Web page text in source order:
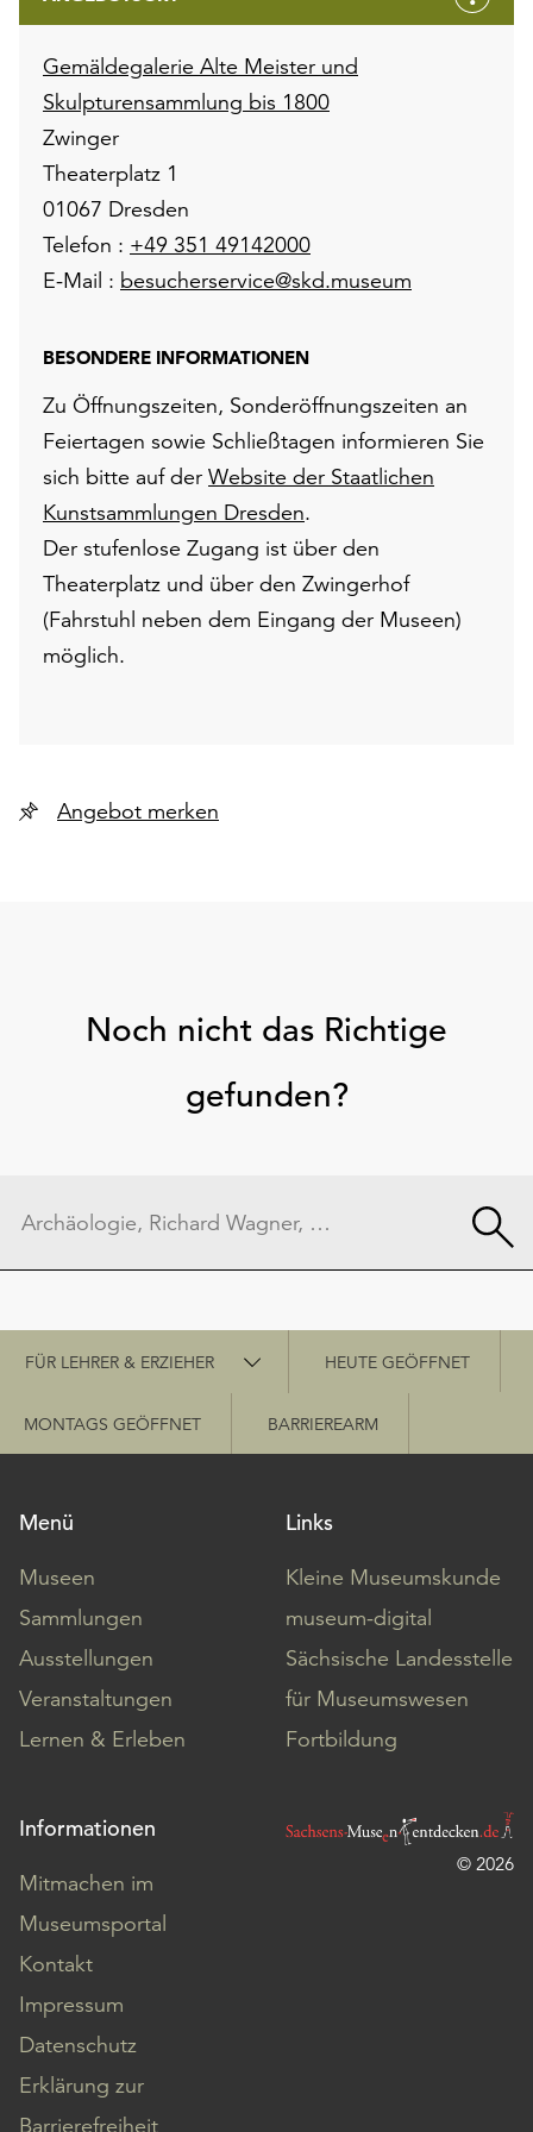
Gemäldegalerie Alte Meister und
Skulpturensammlung bis 1800
Zwinger
Theaterplatz 1
01067 Dresden
Telefon : +49 351 49142000
E-Mail : besucherservice@skd.museum
BESONDERE INFORMATIONEN
Zu Öffnungszeiten, Sonderöffnungszeiten an
Feiertagen sowie Schließtagen informieren Sie
sich bitte auf der Website der Staatlichen
Kunstsammlungen Dresden.
Der stufenlose Zugang ist über den
Theaterplatz und über den Zwingerhof
(Fahrstuhl neben dem Eingang der Museen)
möglich.
Angebot merken
Noch nicht das Richtige
gefunden?
Schnellzugriff
FÜR LEHRER & ERZIEHER HEUTE GEÖFFNET
MONTAGS GEÖFFNET BARRIEREARM
Menü
Museen
Sammlungen
Ausstellungen
Veranstaltungen
Lernen & Erleben
Links
Kleine Museumskunde
museum-digital
Sächsische Landesstelle
für Museumswesen
Fortbildung
Informationen
Mitmachen im
Museumsportal
Kontakt
Impressum
Datenschutz
Erklärung zur
Barrierefreiheit
© 2026